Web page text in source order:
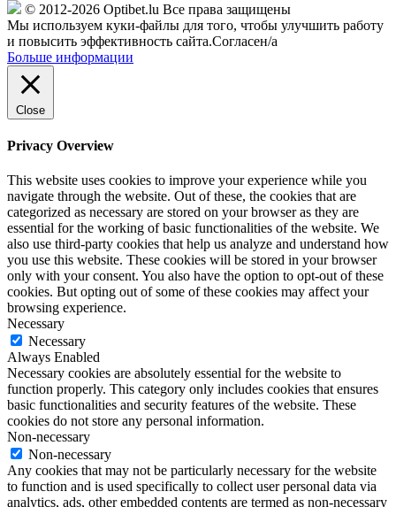
© 2012-2026 Optibet.lu Все права защищены
Мы используем куки-файлы для того, чтобы улучшить работу
и повысить эффективность сайта.Согласен/а
Больше информации
Close
Privacy Overview
This website uses cookies to improve your experience while you
navigate through the website. Out of these, the cookies that are
categorized as necessary are stored on your browser as they are
essential for the working of basic functionalities of the website. We
also use third-party cookies that help us analyze and understand how
you use this website. These cookies will be stored in your browser
only with your consent. You also have the option to opt-out of these
cookies. But opting out of some of these cookies may affect your
browsing experience.
Necessary
Necessary
Always Enabled
Necessary cookies are absolutely essential for the website to
function properly. This category only includes cookies that ensures
basic functionalities and security features of the website. These
cookies do not store any personal information.
Non-necessary
Non-necessary
Any cookies that may not be particularly necessary for the website
to function and is used specifically to collect user personal data via
analytics, ads, other embedded contents are termed as non-necessary